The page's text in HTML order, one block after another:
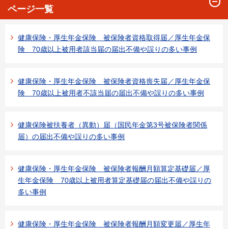
ページ一覧
健康保険・厚生年金保険 被保険者資格取得届／厚生年金保
険 70歳以上被用者該当届の届出不備や誤りの多い事例
健康保険・厚生年金保険 被保険者資格喪失届／厚生年金保
険 70歳以上被用者不該当届の届出不備や誤りの多い事例
健康保険被扶養者（異動）届（国民年金第3号被保険者関係
届）の届出不備や誤りの多い事例
健康保険・厚生年金保険 被保険者報酬月額算定基礎届／厚
生年金保険 70歳以上被用者算定基礎届の届出不備や誤りの
多い事例
健康保険・厚生年金保険 被保険者報酬月額変更届／厚生年